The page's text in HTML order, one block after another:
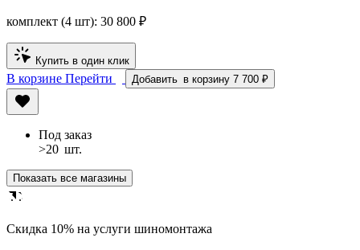
комплект (4 шт): 30 800 ₽
Купить в один клик
В корзине Перейти Добавить в корзину 7 700 ₽
Под заказ
>20 шт.
Показать все магазины
Cкидка 10% на услуги шиномонтажа